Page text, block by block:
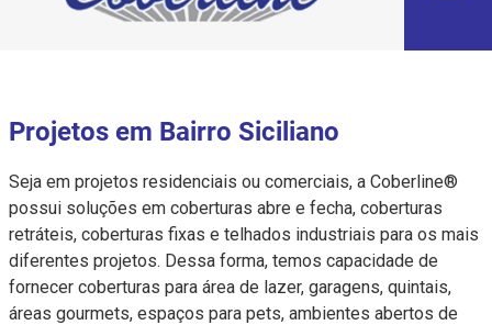
Projetos em Bairro Siciliano
Seja em projetos residenciais ou comerciais, a Coberline®
possui soluções em coberturas abre e fecha, coberturas
retráteis, coberturas fixas e telhados industriais para os mais
diferentes projetos. Dessa forma, temos capacidade de
fornecer coberturas para área de lazer, garagens, quintais,
áreas gourmets, espaços para pets, ambientes abertos de